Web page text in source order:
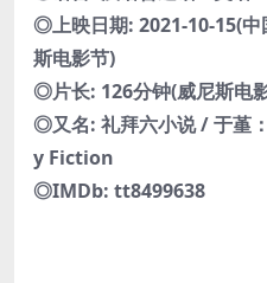
◎上映日期: 2021-10-15(
斯电影节)
◎片长: 126分钟(威尼斯电
◎又名: 礼拜六小说 / 于堇
y Fiction
◎IMDb: tt8499638